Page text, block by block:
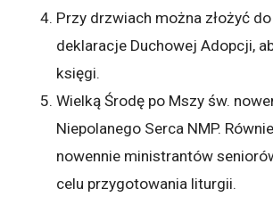
Przy drzwiach można złożyć
deklaracje Duchowej Adopcji,
księgi.
Wielką Środę po Mszy św.
Niepolanego Serca NMP.
nowennie ministrantów
celu przygotowania liturgii.